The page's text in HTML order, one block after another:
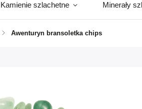
Kamienie szlachetne Minerały
/ Awenturyn bransoletka chips